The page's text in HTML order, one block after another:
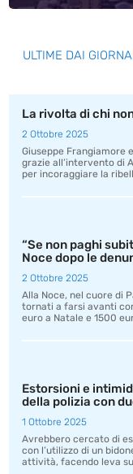
ULTIME DAI
La rivolta di chi
2 Ottobre 2025
Giuseppe Frangiamore
grazie all’intervento di
per incoraggiare la
“Se non paghi
Noce dopo le
2 Ottobre 2025
Alla Noce, nel cuore di
tornati a farsi avanti
euro a Natale e 1500
Estorsioni e
della polizia con
1 Ottobre 2025
Avrebbero cercato di
con l’utilizzo di un
attività, facendo leva